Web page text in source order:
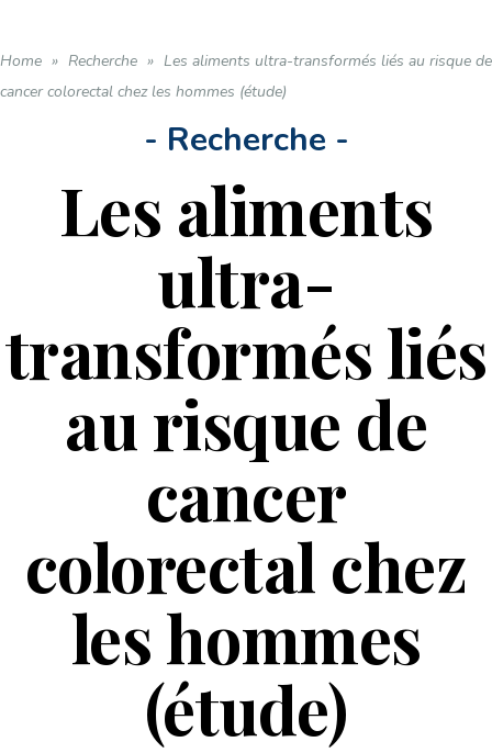
Home » Recherche » Les aliments ultra-transformés liés au risque de
cancer colorectal chez les hommes (étude)
- Recherche -
Les aliments
ultra-
transformés liés
au risque de
cancer
colorectal chez
les hommes
(étude)